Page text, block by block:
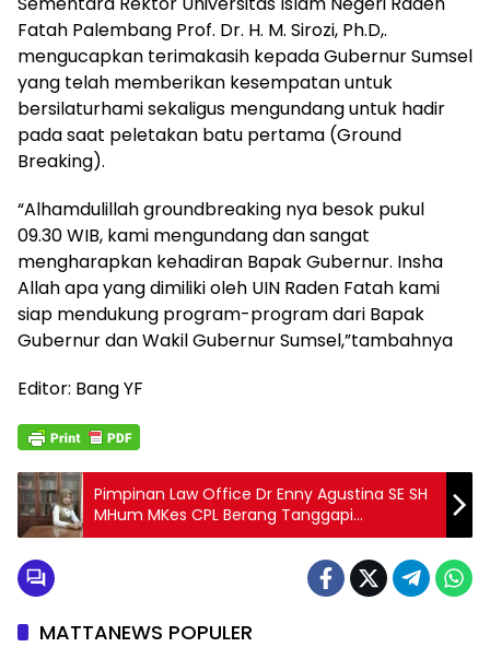
Fatah Palembang Prof. Dr. H. M. Sirozi, Ph.D,.
mengucapkan terimakasih kepada Gubernur Sumsel
yang telah memberikan kesempatan untuk
bersilaturhami sekaligus mengundang untuk hadir
pada saat peletakan batu pertama (Ground
Breaking).
“Alhamdulillah groundbreaking nya besok pukul
09.30 WIB, kami mengundang dan sangat
mengharapkan kehadiran Bapak Gubernur. Insha
Allah apa yang dimiliki oleh UIN Raden Fatah kami
siap mendukung program-program dari Bapak
Gubernur dan Wakil Gubernur Sumsel,”tambahnya
Editor: Bang YF
Pimpinan Law Office Dr Enny Agustina SE SH
MHum MKes CPL Berang Tanggapi
Penyiksaan Anak Berumur 2,5 Tahun
MATTANEWS POPULER